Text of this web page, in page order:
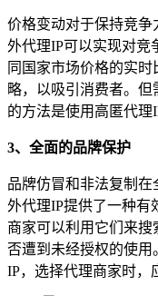
价格变动对于保持竞
外代理IP可以实现对竞
同国家市场价格的实
略，以吸引消费者。
的方法是使用高匿代理
3、全面的品牌保护
品牌仿冒和非法复制
外代理IP提供了一种有
商家可以利用它们来
否遭到未经授权的使
IP，选择代理商家时，